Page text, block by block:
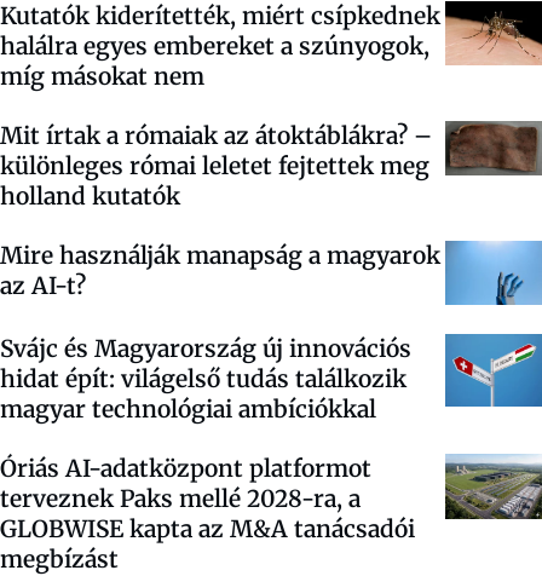
Kutatók kiderítették, miért csípkednek
halálra egyes embereket a szúnyogok,
míg másokat nem
Mit írtak a rómaiak az átoktáblákra? –
különleges római leletet fejtettek meg
holland kutatók
Mire használják manapság a magyarok
az AI-t?
Svájc és Magyarország új innovációs
hidat épít: világelső tudás találkozik
magyar technológiai ambíciókkal
Óriás AI-adatközpont platformot
terveznek Paks mellé 2028-ra, a
GLOBWISE kapta az M&A tanácsadói
megbízást